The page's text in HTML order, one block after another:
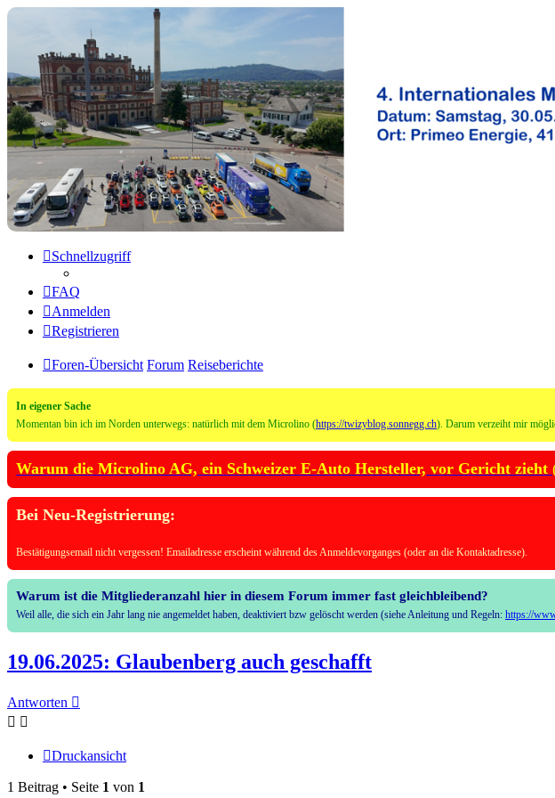
Microlino Forum
Hier findest du Informationen über den Microlino
Zum Inhalt
Schnellzugriff
FAQ
Anmelden
Registrieren
Foren-Übersicht Forum Reiseberichte
In eigener Sache
Momentan bin ich im Norden unterwegs: natürlich mit dem Microlino (https://twizyblog.sonnegg.ch). Darum verzeiht mir
Warum die Microlino AG, ein Schweizer E-Auto Hersteller, vor Gericht zieht
Bei Neu-Registrierung:
Bestätigungsemail nicht vergessen! Emailadresse erscheint während des Anmeldevorganges (oder an die Kontaktadresse).
Warum ist die Mitgliederanzahl hier in diesem Forum immer fast gleichbleibend?
Weil alle, die sich ein Jahr lang nie angemeldet haben, deaktiviert bzw gelöscht werden (siehe Anleitung und Regeln: https://
19.06.2025: Glaubenberg auch geschafft
Antworten
Druckansicht
1 Beitrag • Seite 1 von 1